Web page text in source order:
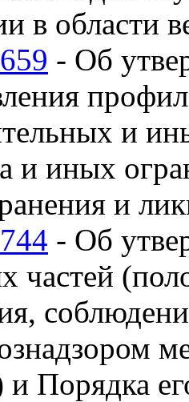
в области
- Об
и
и иных
и
- Об
частей
и Порядка